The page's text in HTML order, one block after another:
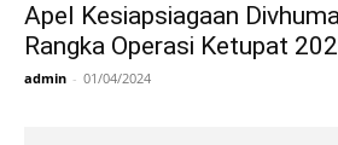
Apel Kesiapsiagaan
Rangka Operasi Ketupat
admin - 01/04/2024